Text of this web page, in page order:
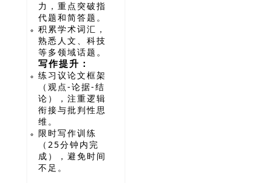
力，重点突破指
代题和简答题。
积累学术词汇，
熟悉人文、科技
等多领域话题 。
写作提升：
练习议论文框架
（观点-论据-结
论），注重逻辑
衔接与批判性思
维。
限时写作训练
（25分钟内完
成），避免时间
不足。